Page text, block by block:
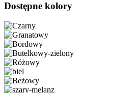
Dostępne kolory